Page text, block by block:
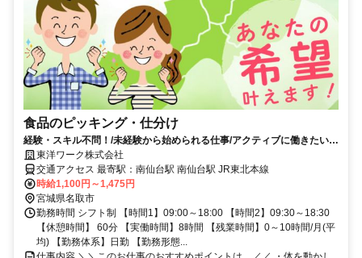
食品のピッキング・仕分け
経験・スキル不問！/未経験から始められる仕事/アクティブに働きたい方
にオススメ！日勤のみ！
東洋ワーク株式会社
交通アクセス 最寄駅：南仙台駅 南仙台駅 JR東北本線
時給1,100円～1,475円
宮城県名取市
勤務時間 シフト制 【時間1】09:00～18:00 【時間2】09:30～18:30
【休憩時間】 60分 【実働時間】8時間 【残業時間】0～10時間/月(平
均) 【勤務体系】日勤 【勤務形態...